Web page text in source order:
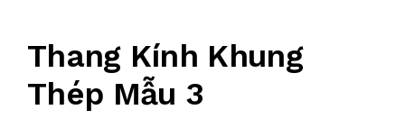
Thang Kính Khung
Thép Mẫu 3